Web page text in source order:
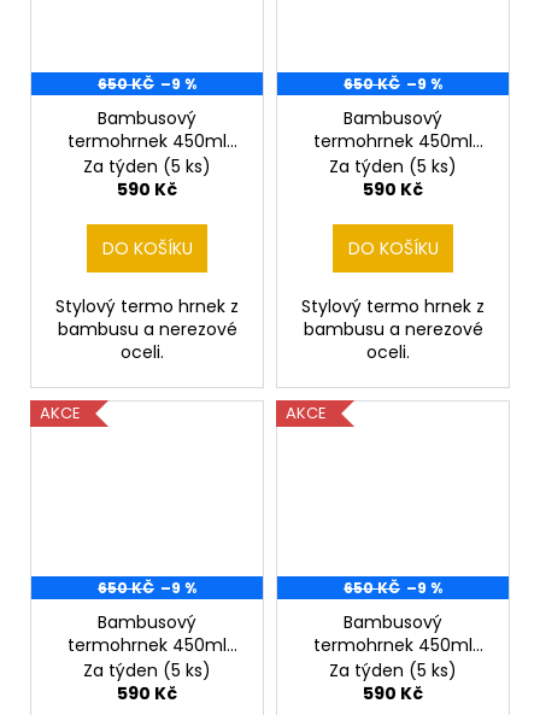
650 KČ –9 %
Bambusový
termohrnek 450ml
Houslový klíč
Za týden (5 ks)
590 Kč
DO KOŠÍKU
Stylový termo hrnek z
bambusu a nerezové
oceli.
650 KČ –9 %
Bambusový
termohrnek 450ml
Houslový klíč
Za týden (5 ks)
590 Kč
DO KOŠÍKU
Stylový termo hrnek z
bambusu a nerezové
oceli.
AKCE
650 KČ –9 %
Bambusový
termohrnek 450ml
Houslový klíč 2
Za týden (5 ks)
590 Kč
AKCE
650 KČ –9 %
Bambusový
termohrnek 450ml
Houslový klíč a noty
Za týden (5 ks)
590 Kč